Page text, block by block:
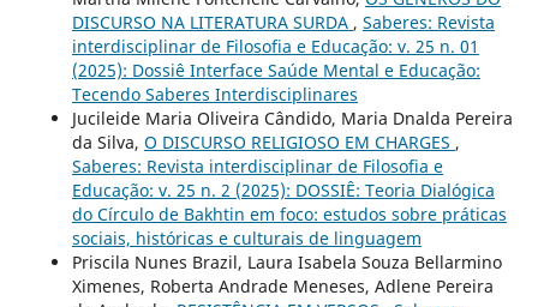
DISCURSO NA LITERATURA SURDA , Saberes: Revista
interdisciplinar de Filosofia e Educação: v. 25 n. 01
(2025): Dossiê Interface Saúde Mental e Educação:
Tecendo Saberes Interdisciplinares
Jucileide Maria Oliveira Cândido, Maria Dnalda Pereira
da Silva, O DISCURSO RELIGIOSO EM CHARGES ,
Saberes: Revista interdisciplinar de Filosofia e
Educação: v. 25 n. 2 (2025): DOSSIÊ: Teoria Dialógica
do Círculo de Bakhtin em foco: estudos sobre práticas
sociais, históricas e culturais de linguagem
Priscila Nunes Brazil, Laura Isabela Souza Bellarmino
Ximenes, Roberta Andrade Meneses, Adlene Pereira